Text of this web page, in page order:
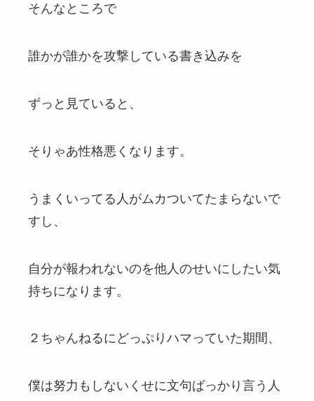
そんなところで
誰かが誰かを攻撃している書き込みを
ずっと見ていると、
そりゃあ性格悪くなります。
うまくいってる人がムカついてたまらないで
すし、
自分が報われないのを他人のせいにしたい気
持ちになります。
２ちゃんねるにどっぷりハマっていた期間、
僕は努力もしないくせに文句ばっかり言う人